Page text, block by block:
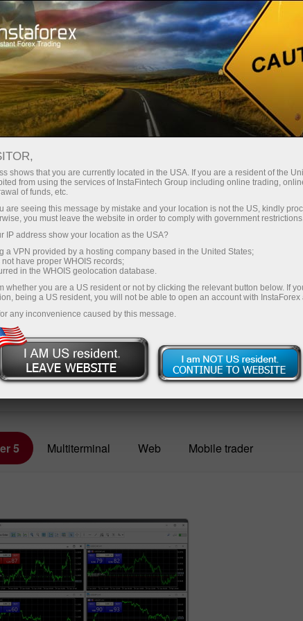
akaun segera Platform dagangan
Pedagang
Baru
Untuk Pelabur
Untuk Rakan
Niaga
Buka akaun demo
5 Multiterminal Web Mobile trader
shows that you are currently located in the USA. If you are a resident of the
from using the services of InstaFintech Group including online trading,
of funds, etc.
are seeing this message by mistake and your location is not the US, kindly
you must leave the website in order to comply with government
IP address show your location as the USA?
a VPN provided by a hosting company based in the United States;
have proper WHOIS records;
in the WHOIS geolocation database.
whether you are a US resident or not by clicking the relevant button below. If
being a US resident, you will not be able to open an account with InstaForex
any inconvenience caused by this message.